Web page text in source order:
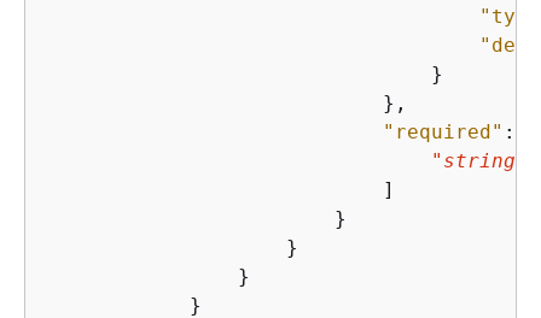
                                }
                            },
"required" : [
"string"
                            ]
                        }
                    }
                }
            }